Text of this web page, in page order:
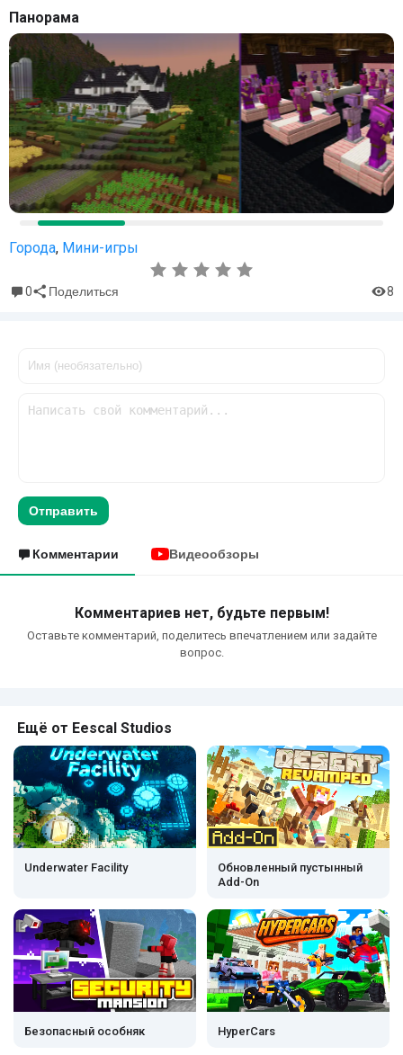
Панорама
Города, Мини-игры
0 Поделиться 8
Отправить
Комментарии Видеообзоры
Комментариев нет, будьте первым!
Оставьте комментарий, поделитесь впечатлением или задайте
вопрос.
Ещё от Eescal Studios
Underwater Facility
Обновленный пустынный
Add-On
Безопасный особняк HyperCars